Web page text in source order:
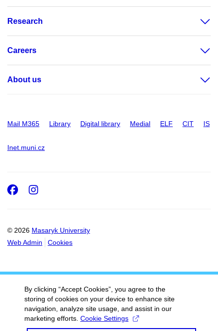
Research
Careers
About us
Mail M365 Library Digital library Medial ELF CIT IS
Inet.muni.cz
© 2026 Masaryk University
Web Admin
Cookies
Facebook
Instagram
By clicking “Accept Cookies”, you agree to the
storing of cookies on your device to enhance site
navigation, analyze site usage, and assist in our
marketing efforts. Cookie Settings